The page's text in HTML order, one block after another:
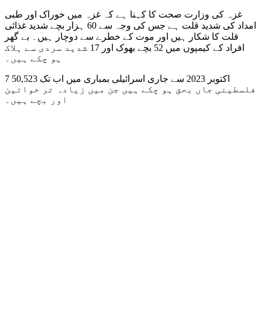
غزہ کی وزارت صحت کا کہنا ہے کہ غزہ میں خوراک اور طبی
امداد کی شدید قلت ہے جس کی وجہ سے 60 ہزار بچے شدید غذائی
قلت کا شکار ہیں اور موت کے خطرے سے دوچار ہیں۔ بے گھر
افراد کے کیمپوں میں 52 بچے بھوک اور 17 شدید سردی سے ہلاک
ہو چکے ہیں۔
7 اکتوبر 2023 سے جاری اسرائیلی بمباری میں اب تک 50,523
فلسطینی جاں بحق ہو چکے ہیں جن میں زیادہ تر خواتین
اور بچے ہیں۔